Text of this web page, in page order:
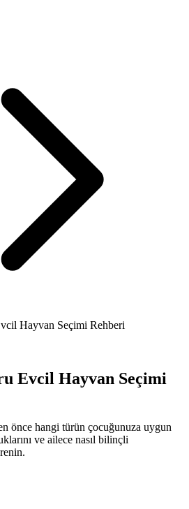
Hayvan Seçimi Rehberi
Evcil Hayvan Seçimi
önce hangi türün çocuğunuza uygun
ve ailece nasıl bilinçli